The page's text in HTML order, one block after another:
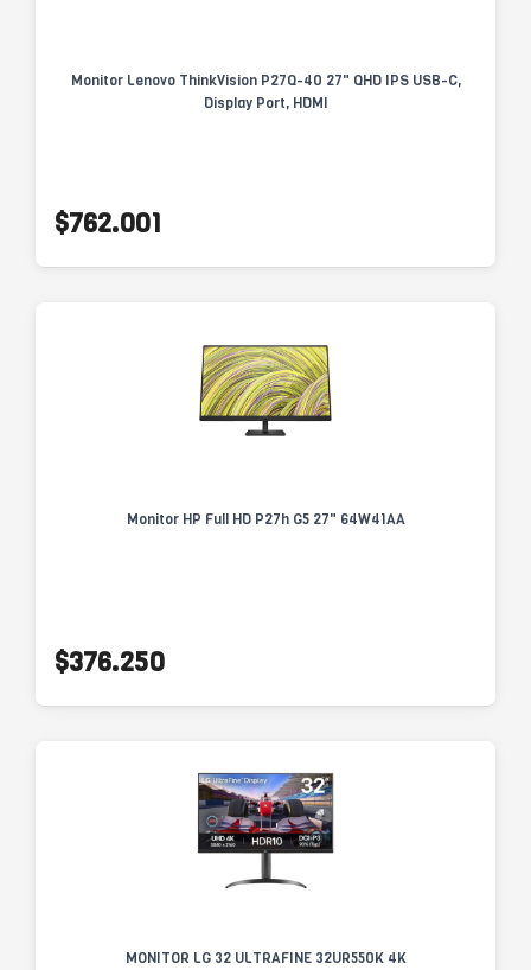
Monitor Lenovo ThinkVision P27Q-40 27" QHD IPS USB-C,
Display Port, HDMI
$762.001
Monitor HP Full HD P27h G5 27" 64W41AA
$376.250
MONITOR LG 32 ULTRAFINE 32UR550K 4K